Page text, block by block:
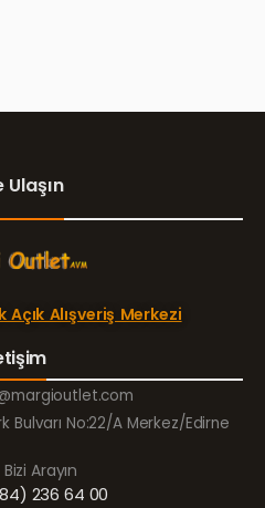
Ulaşın
Açık Alışveriş Merkezi
Bulvarı No:22/A Merkez/Edirne
Bizi Arayın
236 64 00